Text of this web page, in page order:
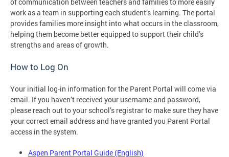
work as a team in supporting each student’s learning. The portal
provides families more insight into what occurs in the classroom,
helping them become better equipped to support their child’s
strengths and areas of growth.
How to Log On
Your initial log-in information for the Parent Portal will come via
email. If you haven’t received your username and password,
please reach out to your school’s registrar to make sure they have
your correct email address and have granted you Parent Portal
access in the system.
Aspen Parent Portal Guide (English)